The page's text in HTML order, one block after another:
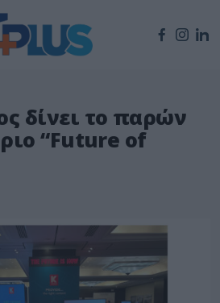
δίνει το παρών
“Future of